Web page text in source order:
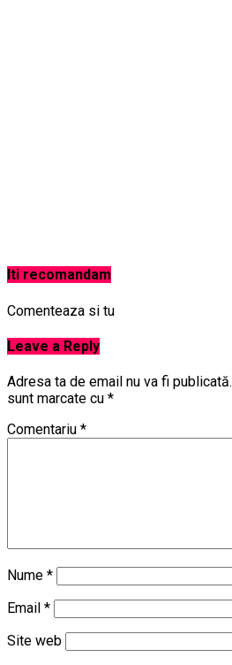
Iti recomandam
Comenteaza si tu
Leave a Reply
Adresa ta de email nu va fi publicată.
sunt marcate cu *
Comentariu *
Nume *
Email *
Site web